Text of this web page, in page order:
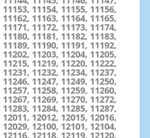
11154, 11155, 11156,
11163, 11164, 11165,
11172, 11173, 11174,
11181, 11182, 11183,
11190, 11191, 11192,
11203, 11204, 11205,
11219, 11220, 11222,
11232, 11234, 11237,
11247, 11249, 11250,
11258, 11259, 11260,
11269, 11270, 11272,
11284, 11285, 11287,
12012, 12015, 12016,
12100, 12101, 12104,
12118, 12119, 12120,